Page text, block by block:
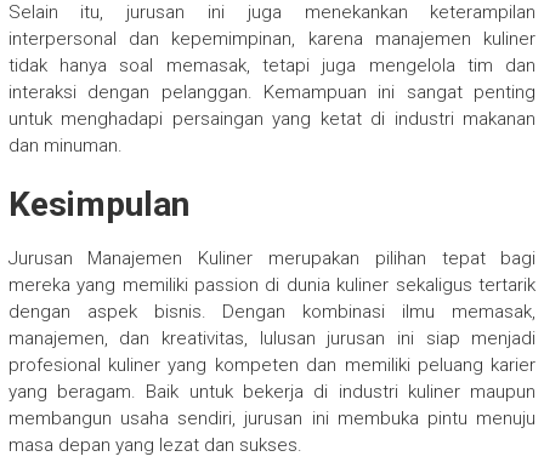
Selain itu, jurusan ini juga menekankan keterampilan
interpersonal dan kepemimpinan, karena manajemen kuliner
tidak hanya soal memasak, tetapi juga mengelola tim dan
interaksi dengan pelanggan. Kemampuan ini sangat penting
untuk menghadapi persaingan yang ketat di industri makanan
dan minuman.
Kesimpulan
Jurusan Manajemen Kuliner merupakan pilihan tepat bagi
mereka yang memiliki passion di dunia kuliner sekaligus tertarik
dengan aspek bisnis. Dengan kombinasi ilmu memasak,
manajemen, dan kreativitas, lulusan jurusan ini siap menjadi
profesional kuliner yang kompeten dan memiliki peluang karier
yang beragam. Baik untuk bekerja di industri kuliner maupun
membangun usaha sendiri, jurusan ini membuka pintu menuju
masa depan yang lezat dan sukses.